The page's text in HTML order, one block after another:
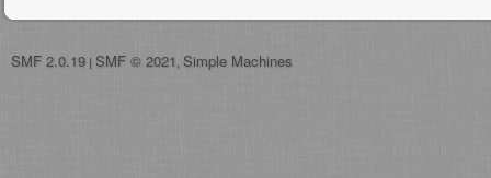
SMF 2.0.19 | SMF © 2021 Simple Machines